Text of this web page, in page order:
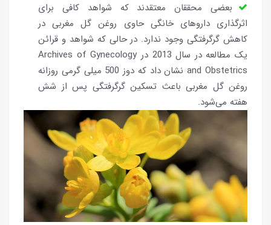
بعضی محققان معتقدند که شواهد کافی برای
اثرگذاری داروهای خانگی حاوی روغن گل مغربی در
کاهش گرگرفتگی وجود ندارد. در حالی که شواهد و قرائن
یک مطالعه در سال 2013 در Archives of Gynecology
and Obstetrics نشان داد که دوز 500 میلی گرمی روزانه
روغن گل مغربی باعث تسکین گرگرفتگی پس از شش
هفته می‌شود.